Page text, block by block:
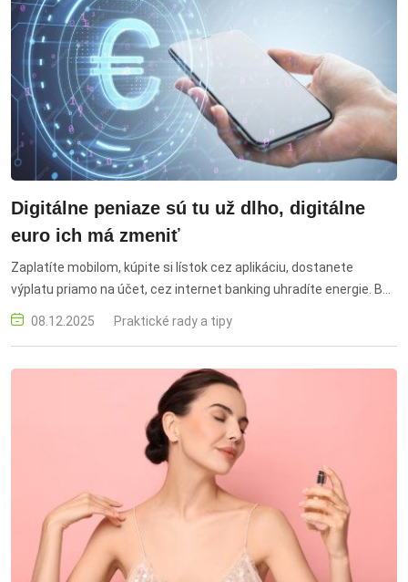
Digitálne peniaze sú tu už dlho, digitálne
euro ich má zmeniť
Zaplatíte mobilom, kúpite si lístok cez aplikáciu, dostanete
výplatu priamo na účet, cez internet banking uhradíte energie. Bez
hotovosti, bez papierov, bez návštevy banky. Digitálne peniaze už
dávno používame, aj keď si to často neuvedomujeme.
08.12.2025 Praktické rady a tipy